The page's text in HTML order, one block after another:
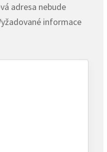
adresa nebude
informace